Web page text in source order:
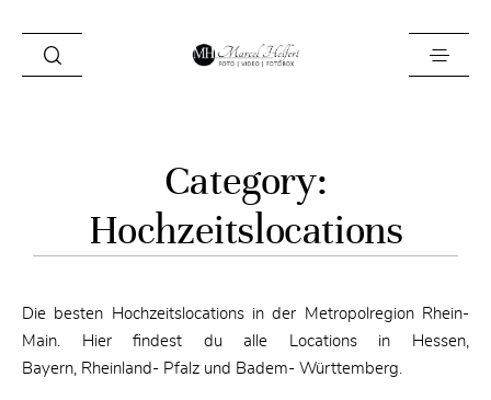
Fotobox
Locations
About
Category:
Hochzeitslocations
Die besten Hochzeitslocations in der Metropolregion Rhein-
Main. Hier findest du alle Locations in Hessen,
Bayern, Rheinland- Pfalz und Badem- Württemberg.